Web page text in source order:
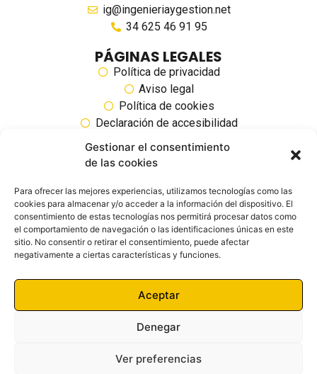
Gestionar el consentimiento
de las cookies
Para ofrecer las mejores experiencias, utilizamos tecnologías como las
cookies para almacenar y/o acceder a la información del dispositivo. El
consentimiento de estas tecnologías nos permitirá procesar datos como
el comportamiento de navegación o las identificaciones únicas en este
sitio. No consentir o retirar el consentimiento, puede afectar
negativamente a ciertas características y funciones.
Aceptar
Denegar
Ver preferencias
ig@ingenieriaygestion.net
34 625 46 91 95
PÁGINAS LEGALES
Política de privacidad
Aviso legal
Política de cookies
Declaración de accesibilidad
SIGUENOS EN REDES SOCIALES